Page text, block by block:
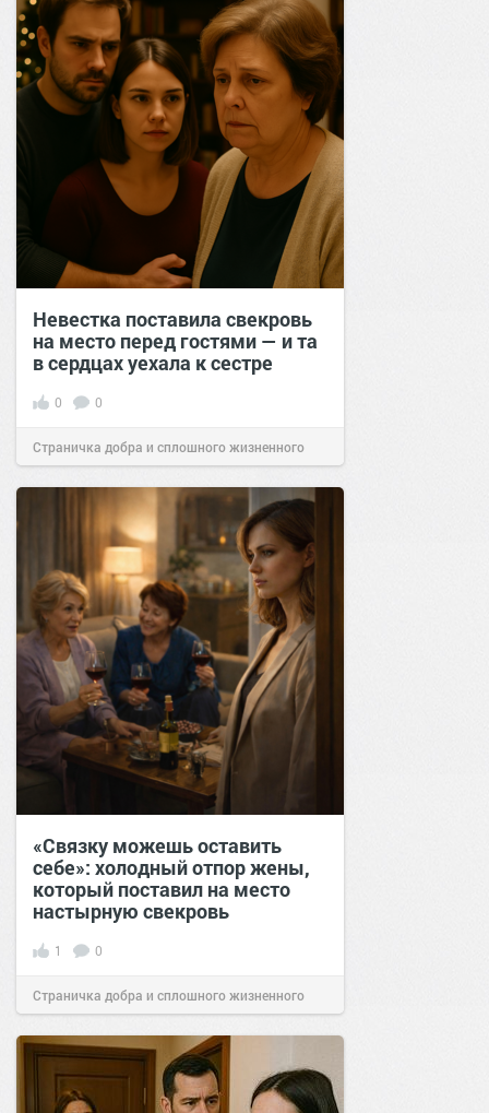
Невестка поставила свекровь
на место перед гостями — и та
в сердцах уехала к сестре
0 0
Страничка добра и сплошного жизненного
позитива!17:0016 окт 2025
«Связку можешь оставить
себе»: холодный отпор жены,
который поставил на место
настырную свекровь
1 0
Страничка добра и сплошного жизненного
позитива!11:3920 мар 2026